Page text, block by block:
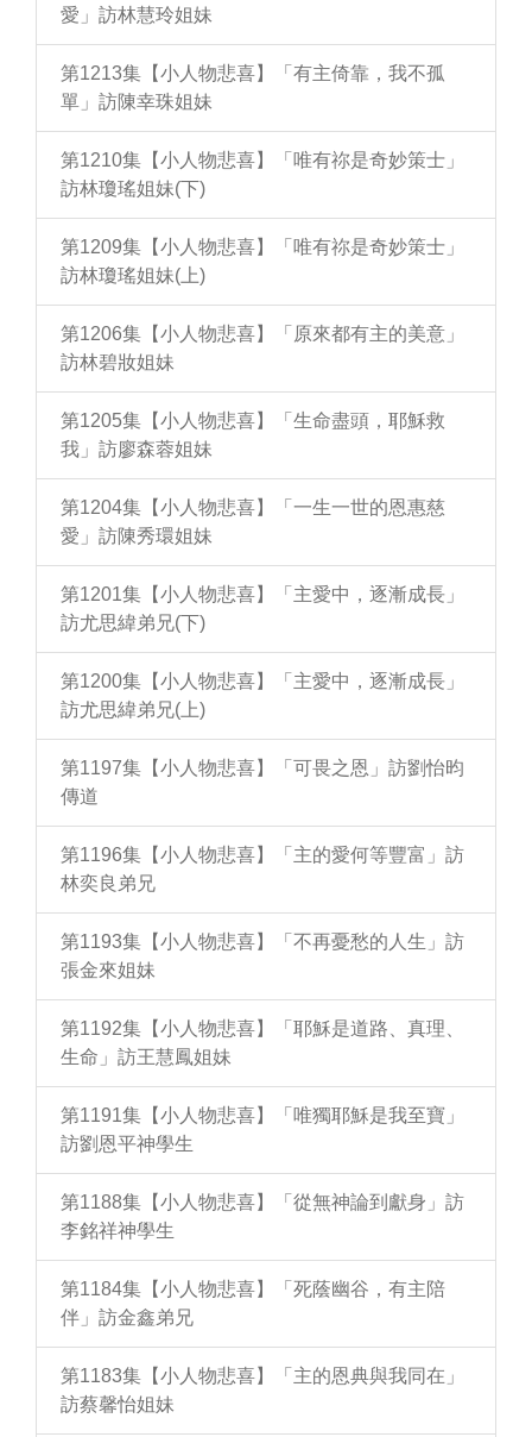
愛」訪林慧玲姐妹
第1213集【小人物悲喜】「有主倚靠，我不孤
單」訪陳幸珠姐妹
第1210集【小人物悲喜】「唯有祢是奇妙策士」
訪林瓊瑤姐妹(下)
第1209集【小人物悲喜】「唯有祢是奇妙策士」
訪林瓊瑤姐妹(上)
第1206集【小人物悲喜】「原來都有主的美意」
訪林碧妝姐妹
第1205集【小人物悲喜】「生命盡頭，耶穌救
我」訪廖森蓉姐妹
第1204集【小人物悲喜】「一生一世的恩惠慈
愛」訪陳秀環姐妹
第1201集【小人物悲喜】「主愛中，逐漸成長」
訪尤思緯弟兄(下)
第1200集【小人物悲喜】「主愛中，逐漸成長」
訪尤思緯弟兄(上)
第1197集【小人物悲喜】「可畏之恩」訪劉怡昀
傳道
第1196集【小人物悲喜】「主的愛何等豐富」訪
林奕良弟兄
第1193集【小人物悲喜】「不再憂愁的人生」訪
張金來姐妹
第1192集【小人物悲喜】「耶穌是道路、真理、
生命」訪王慧鳳姐妹
第1191集【小人物悲喜】「唯獨耶穌是我至寶」
訪劉恩平神學生
第1188集【小人物悲喜】「從無神論到獻身」訪
李銘祥神學生
第1184集【小人物悲喜】「死蔭幽谷，有主陪
伴」訪金鑫弟兄
第1183集【小人物悲喜】「主的恩典與我同在」
訪蔡馨怡姐妹